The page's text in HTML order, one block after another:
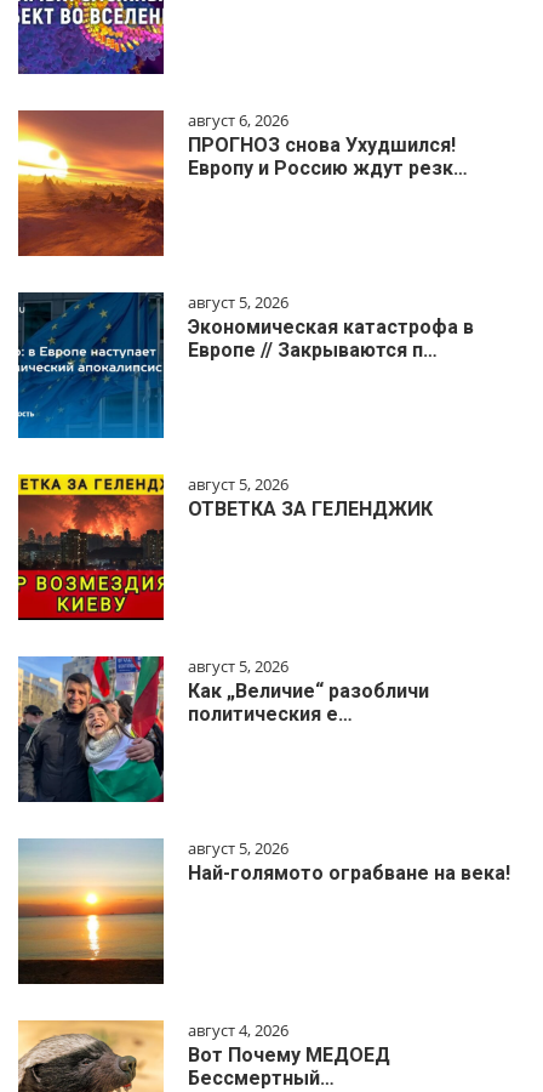
август 6, 2026
ПРОГНОЗ снова Ухудшился!
Европу и Россию ждут резк…
август 5, 2026
Экономическая катастрофа в
Европе // Закрываются п…
август 5, 2026
ОТВЕТКА ЗА ГЕЛЕНДЖИК
август 5, 2026
Как „Величие“ разобличи
политическия е…
август 5, 2026
Най-голямото ограбване на века!
август 4, 2026
Вот Почему МЕДОЕД
Бессмертный…